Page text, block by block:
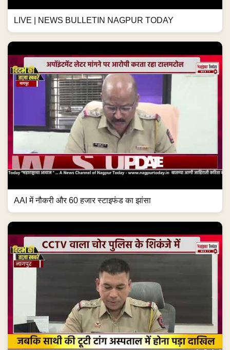
LIVE | NEWS BULLETIN NAGPUR TODAY
AAI में नौकरी और 60 हजार स्टाइफंड का झांसा